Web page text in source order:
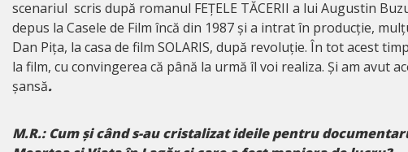
scenariul scris după romanul FEȚELE TĂCERII a lui Augustin
depus la Casele de Film încă din 1987 și a intrat în producție,
Dan Pița, la casa de film SOLARIS, după revoluție. În tot acest
la film, cu convingerea că până la urmă îl voi realiza. Și am avut
șansă.
M.R.: Cum și când s-au cristalizat ideile pentru